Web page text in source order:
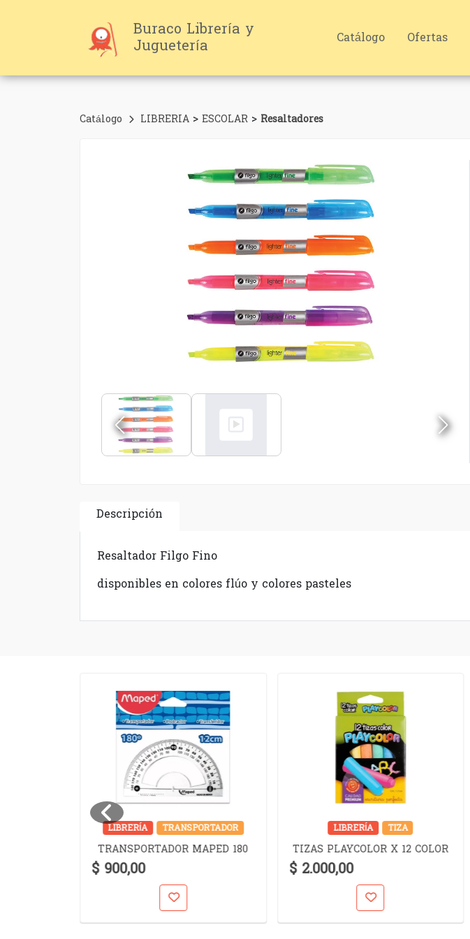
Buraco Librería y
Juguetería Catálogo Ofertas
Catálogo LIBRERIA > ESCOLAR > Resaltadores
Descripción
Resaltador Filgo Fino
disponibles en colores flúo y colores pasteles
LIBRERÍA TRANSPORTADOR
TRANSPORTADOR MAPED 180
$ 900,00
LIBRERÍA TIZA
TIZAS PLAYCOLOR X 12 COLOR
$ 2.000,00